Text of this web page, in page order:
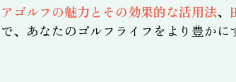
アゴルフの魅力とその効果的な活用法、
で、あなたのゴルフライフをより豊かに